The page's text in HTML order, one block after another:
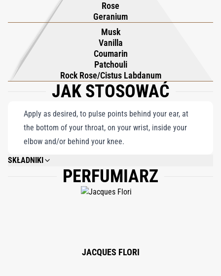
wykwintnych nut pięknie się utrzymuje, czyniąc Richwood
ponadczasowym i urzekającym dodatkiem do każdej kolekcji
zapachów.
Rose
Geranium
Musk
Vanilla
Coumarin
Patchouli
Rock Rose/Cistus Labdanum
JAK STOSOWAĆ
Apply as desired, to pulse points behind your ear, at
the bottom of your throat, on your wrist, inside your
elbow and/or behind your knee.
SKŁADNIKI
ALCOHOL DENAT., PARFUM (FRAGRANCE), AQUA (WATER), BENZYL
ALCOHOL, BENZYL BENZOATE, BENZYL SALICYLATE, CITRAL,
CITRONELLOL, COUMARIN, EUGENOL, FARNESOL, GERANIOL, LIMONENE,
PERFUMIARZ
JACQUES FLORI